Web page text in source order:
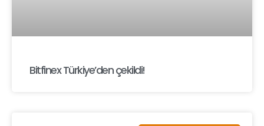
Bitfinex Türkiye’den çekildi!